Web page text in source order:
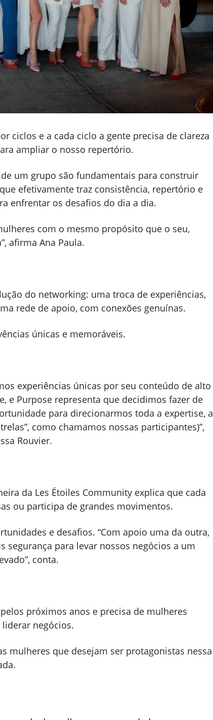
ciclos e a cada ciclo a gente precisa de clareza
ampliar o nosso repertório.
um grupo são fundamentais para construir
efetivamente traz consistência, repertório e
enfrentar os desafios do dia a dia.
com o mesmo propósito que o seu,
afirma Ana Paula.
do networking: uma troca de experiências,
rede de apoio, com conexões genuínas.
únicas e memoráveis.
experiências únicas por seu conteúdo de alto
e Purpose representa que decidimos fazer de
para direcionarmos toda a expertise, a
como chamamos nossas participantes)”,
Rouvier.
da Les Étoiles Community explica que cada
ou participa de grandes movimentos.
e desafios. “Com apoio uma da outra,
para levar nossos negócios a um
conta.
próximos anos e precisa de mulheres
negócios.
mulheres que desejam ser protagonistas nessa